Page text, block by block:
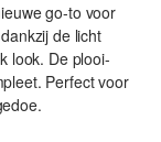
go-to voor
de licht
look. De plooi-
Perfect voor